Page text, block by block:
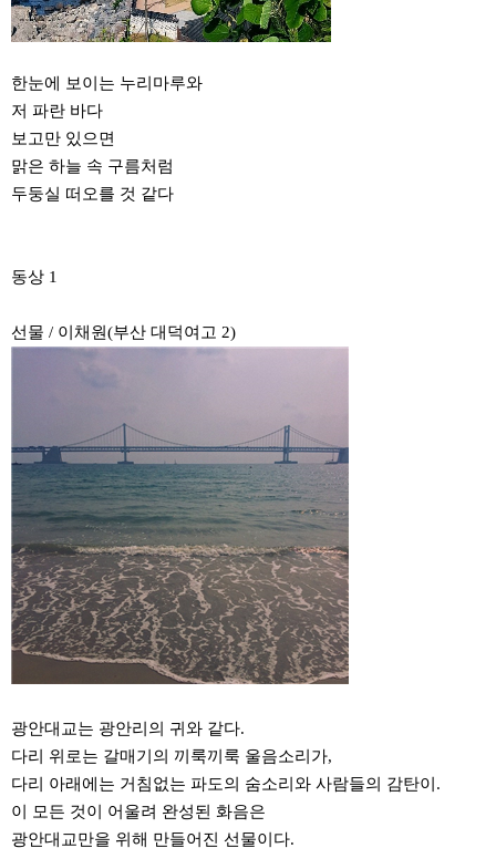
한눈에 보이는 누리마루와
저 파란 바다
보고만 있으면
맑은 하늘 속 구름처럼
두둥실 떠오를 것 같다
동상 1
선물 / 이채원(부산 대덕여고 2)
광안대교는 광안리의 귀와 같다.
다리 위로는 갈매기의 끼룩끼룩 울음소리가,
다리 아래에는 거침없는 파도의 숨소리와 사람들의 감탄이.
이 모든 것이 어울려 완성된 화음은
광안대교만을 위해 만들어진 선물이다.